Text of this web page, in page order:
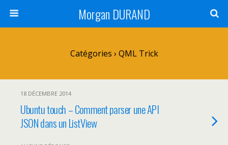
Morgan DURAND
Catégories › QML Trick
18 DÉCEMBRE 2014
Ubuntu touch – Comment parser une API
JSON dans un ListView